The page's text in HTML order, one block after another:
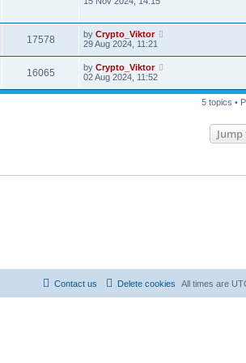
17578 by Crypto_Viktor
29 Aug 2024, 11:21
16065 by Crypto_Viktor
02 Aug 2024, 11:52
5 topics •
All times are
Delete cookies
Contact us